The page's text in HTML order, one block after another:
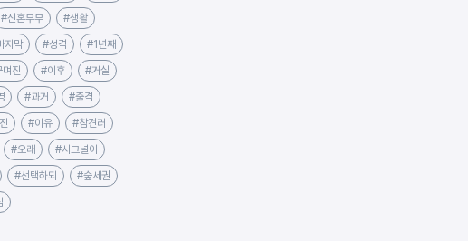
#신혼부부 #생활
지막 #성격 #1년째
진 #이후 #거실
#과거 #출격
#이유 #참견러
#오래 #시그널이
#선택하되 #숲세권